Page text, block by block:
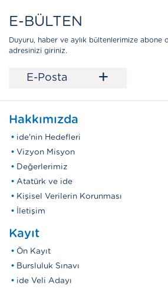
E-BÜLTEN
Duyuru, haber ve aylık bültenlerimize abone
adresinizi giriniz.
E-Posta +
Hakkımızda
ide'nin Hedefleri
Vizyon Misyon
Değerlerimiz
Atatürk ve ide
Kişisel Verilerin Korunması
İletişim
Kayıt
Ön Kayıt
Bursluluk Sınavı
ide Veli Adayı